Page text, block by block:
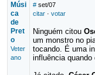
Músi
ca
de
Pret
o
Veter
ano
# set/07
citar· votar
Ninguém citou
um monstro no
tocando. É uma
influência